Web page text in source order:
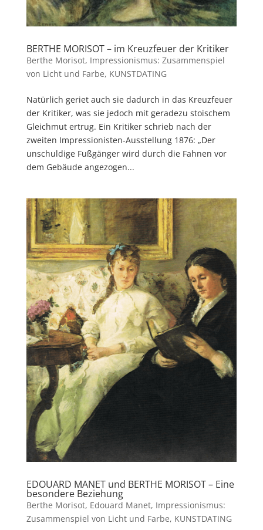
BERTHE MORISOT – im Kreuzfeuer der Kritiker
Berthe Morisot, Impressionismus: Zusammenspiel
von Licht und Farbe, KUNSTDATING
Natürlich geriet auch sie dadurch in das Kreuzfeuer
der Kritiker, was sie jedoch mit geradezu stoischem
Gleichmut ertrug. Ein Kritiker schrieb nach der
zweiten Impressionisten-Ausstellung 1876: „Der
unschuldige Fußgänger wird durch die Fahnen vor
dem Gebäude angezogen...
EDOUARD MANET und BERTHE MORISOT – Eine
besondere Beziehung
Berthe Morisot, Edouard Manet, Impressionismus:
Zusammenspiel von Licht und Farbe, KUNSTDATING